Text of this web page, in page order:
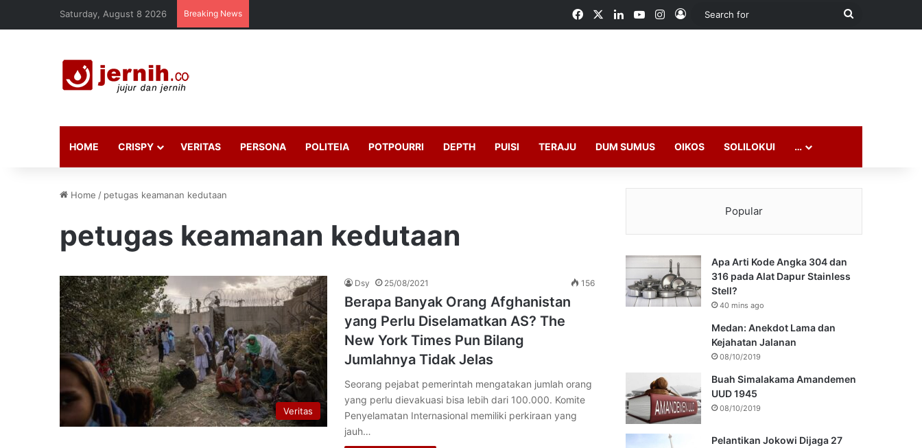
Saturday, August 8 2026 Breaking News FacebookLinkedInYouTubeInstagram
Log In
Search
HOME CRISPY VERITAS PERSONA POLITEIA POTPOURRI DEPTH PUISI TERAJU DUM SUMUS OIKOS SOLILOKUI …
Home / petugas keamanan kedutaan
petugas keamanan kedutaan
Veritas
Dsy 25/08/2021 156
Berapa Banyak Orang Afghanistan
yang Perlu Diselamatkan AS? The
New York Times Pun Bilang
Jumlahnya Tidak Jelas
Seorang pejabat pemerintah mengatakan jumlah orang
yang perlu dievakuasi bisa lebih dari 100.000. Komite
Penyelamatan Internasional memiliki perkiraan yang
jauh…
Popular
Apa Arti Kode Angka 304 dan
316 pada Alat Dapur Stainless
Stell?
40 mins ago
Medan: Anekdot Lama dan
Kejahatan Jalanan
08/10/2019
Buah Simalakama Amandemen
UUD 1945
08/10/2019
Pelantikan Jokowi Dijaga 27